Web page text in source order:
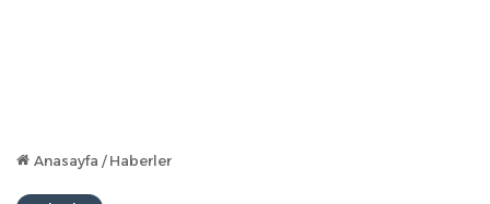
Anasayfa / Haberler